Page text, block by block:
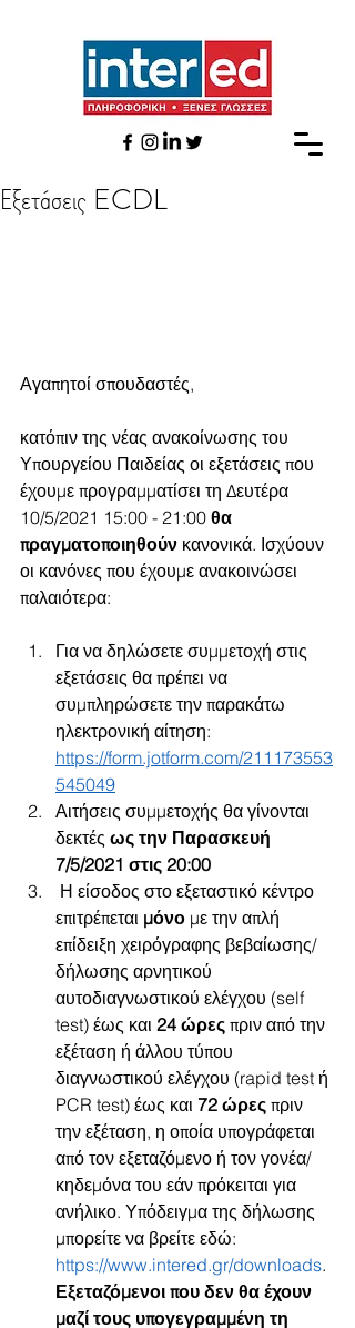
Εξετάσεις ECDL
Αγαπητοί σπουδαστές,
κατόπιν της νέας ανακοίνωσης του
Υπουργείου Παιδείας οι εξετάσεις που
έχουμε προγραμματίσει τη Δευτέρα
10/5/2021 15:00 - 21:00 θα
πραγματοποιηθούν κανονικά. Ισχύουν
οι κανόνες που έχουμε ανακοινώσει
παλαιότερα:
Για να δηλώσετε συμμετοχή στις
εξετάσεις θα πρέπει να
συμπληρώσετε την παρακάτω
ηλεκτρονική αίτηση:
https://form.jotform.com/211173553
545049
Αιτήσεις συμμετοχής θα γίνονται
δεκτές ως την Παρασκευή
7/5/2021 στις 20:00
επιτρέπεται μόνο με την απλή
επίδειξη χειρόγραφης βεβαίωσης/
δήλωσης αρνητικού
αυτοδιαγνωστικού ελέγχου (self
test) έως και 24 ώρες πριν από την
εξέταση ή άλλου τύπου
διαγνωστικού ελέγχου (rapid test ή
PCR test) έως και 72 ώρες πριν
την εξέταση, η οποία υπογράφεται
από τον εξεταζόμενο ή τον γονέα/
κηδεμόνα του εάν πρόκειται για
ανήλικο. Υπόδειγμα της δήλωσης
μπορείτε να βρείτε εδώ:
https://www.intered.gr/downloads.
Εξεταζόμενοι που δεν θα έχουν
μαζί τους υπογεγραμμένη τη